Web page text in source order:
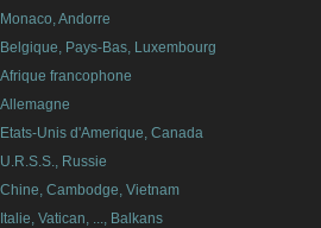
Monaco, Andorre
Belgique, Pays-Bas, Luxembourg
Afrique francophone
Allemagne
Etats-Unis d'Amerique, Canada
U.R.S.S., Russie
Chine, Cambodge, Vietnam
Italie, Vatican, ..., Balkans